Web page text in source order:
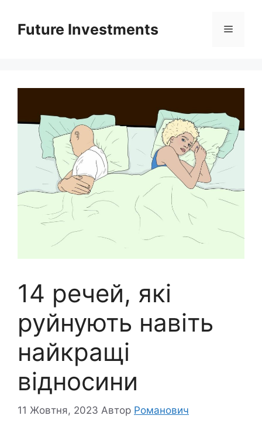
вмістуFuture Investments Меню
14 речей, які
руйнують навіть
найкращі
відносини
11 Жовтня, 2023 Автор Романович